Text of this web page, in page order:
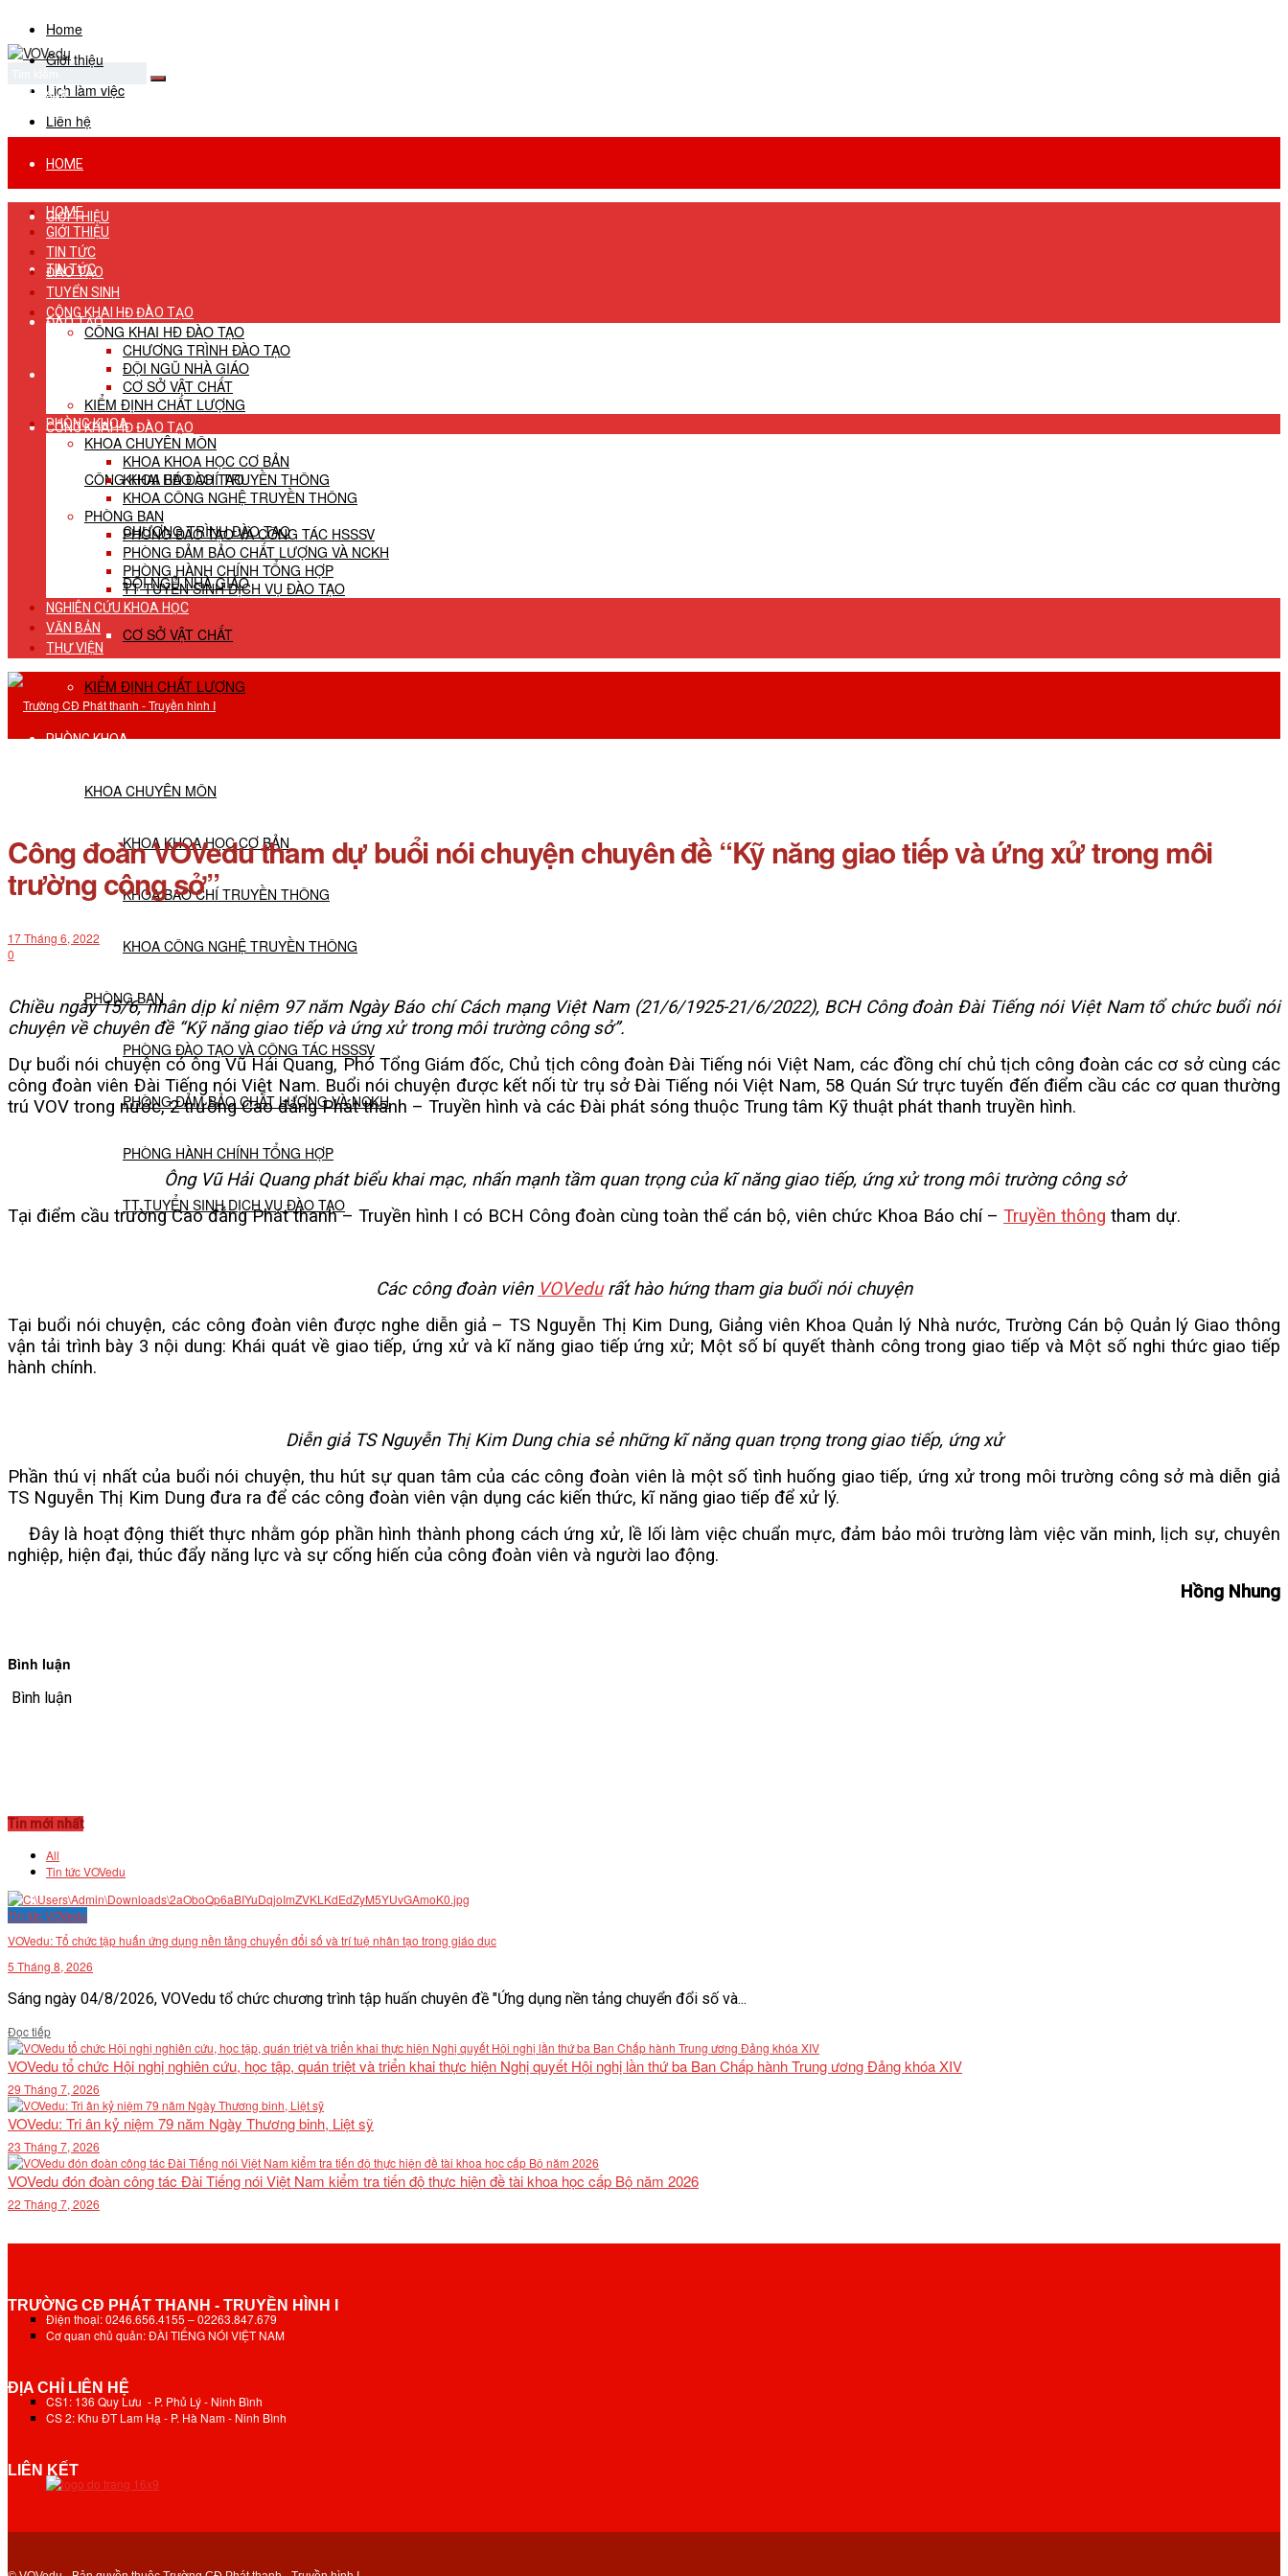
Home
Giới thiệu
Lịch làm việc
Liên hệ
No Result
View All Result
HOME
GIỚI THIỆU
TIN TỨC
ĐÀO TẠO
TUYỂN SINH
CÔNG KHAI HĐ ĐÀO TẠO
CÔNG KHAI HĐ ĐÀO TẠO
CHƯƠNG TRÌNH ĐÀO TẠO
ĐỘI NGŨ NHÀ GIÁO
CƠ SỞ VẬT CHẤT
KIỂM ĐỊNH CHẤT LƯỢNG
PHÒNG KHOA
KHOA CHUYÊN MÔN
KHOA KHOA HỌC CƠ BẢN
KHOA BÁO CHÍ TRUYỀN THÔNG
KHOA CÔNG NGHỆ TRUYỀN THÔNG
PHÒNG BAN
PHÒNG ĐÀO TẠO VÀ CÔNG TÁC HSSSV
PHÒNG ĐẢM BẢO CHẤT LƯỢNG VÀ NCKH
PHÒNG HÀNH CHÍNH TỔNG HỢP
TT TUYỂN SINH DỊCH VỤ ĐÀO TẠO
THƯ VIỆN
HOME
GIỚI THIỆU
TIN TỨC
ĐÀO TẠO
TUYỂN SINH
CÔNG KHAI HĐ ĐÀO TẠO
CÔNG KHAI HĐ ĐÀO TẠO
CHƯƠNG TRÌNH ĐÀO TẠO
ĐỘI NGŨ NHÀ GIÁO
CƠ SỞ VẬT CHẤT
KIỂM ĐỊNH CHẤT LƯỢNG
PHÒNG KHOA
KHOA CHUYÊN MÔN
KHOA KHOA HỌC CƠ BẢN
KHOA BÁO CHÍ TRUYỀN THÔNG
KHOA CÔNG NGHỆ TRUYỀN THÔNG
PHÒNG BAN
PHÒNG ĐÀO TẠO VÀ CÔNG TÁC HSSSV
PHÒNG ĐẢM BẢO CHẤT LƯỢNG VÀ NCKH
PHÒNG HÀNH CHÍNH TỔNG HỢP
TT TUYỂN SINH DỊCH VỤ ĐÀO TẠO
NGHIÊN CỨU KHOA HỌC
VĂN BẢN
THƯ VIỆN
Công đoàn VOVedu tham dự buổi nói chuyện chuyên đề “Kỹ năng giao tiếp và ứng xử trong môi
trường công sở”
17 Tháng 6, 2022
0
Chiều ngày 15/6, nhân dịp kỉ niệm 97 năm Ngày Báo chí Cách mạng Việt Nam (21/6/1925-21/6/2022), BCH Công đoàn Đài Tiếng nói Việt Nam tổ chức buổi nói
chuyện về chuyên đề “Kỹ năng giao tiếp và ứng xử trong môi trường công sở”.
Dự buổi nói chuyện có ông Vũ Hải Quang, Phó Tổng Giám đốc, Chủ tịch công đoàn Đài Tiếng nói Việt Nam, các đồng chí chủ tịch công đoàn các cơ sở cùng các
công đoàn viên Đài Tiếng nói Việt Nam. Buổi nói chuyện được kết nối từ trụ sở Đài Tiếng nói Việt Nam, 58 Quán Sứ trực tuyến đến điểm cầu các cơ quan thường
trú VOV trong nước, 2 trường Cao đẳng Phát thanh – Truyền hình và các Đài phát sóng thuộc Trung tâm Kỹ thuật phát thanh truyền hình.
Ông Vũ Hải Quang phát biểu khai mạc, nhấn mạnh tầm quan trọng của kĩ năng giao tiếp, ứng xử trong môi trường công sở
Tại điểm cầu trường Cao đẳng Phát thanh – Truyền hình I có BCH Công đoàn cùng toàn thể cán bộ, viên chức Khoa Báo chí – Truyền thông tham dự.
Các công đoàn viên VOVedurất hào hứng tham gia buổi nói chuyện
Tại buổi nói chuyện, các công đoàn viên được nghe diễn giả – TS Nguyễn Thị Kim Dung, Giảng viên Khoa Quản lý Nhà nước, Trường Cán bộ Quản lý Giao thông
vận tải trình bày 3 nội dung: Khái quát về giao tiếp, ứng xử và kĩ năng giao tiếp ứng xử; Một số bí quyết thành công trong giao tiếp và Một số nghi thức giao tiếp
hành chính.
Diễn giả TS Nguyễn Thị Kim Dung chia sẻ những kĩ năng quan trọng trong giao tiếp, ứng xử
Phần thú vị nhất của buổi nói chuyện, thu hút sự quan tâm của các công đoàn viên là một số tình huống giao tiếp, ứng xử trong môi trường công sở mà diễn giả
TS Nguyễn Thị Kim Dung đưa ra để các công đoàn viên vận dụng các kiến thức, kĩ năng giao tiếp để xử lý.
Đây là hoạt động thiết thực nhằm góp phần hình thành phong cách ứng xử, lề lối làm việc chuẩn mực, đảm bảo môi trường làm việc văn minh, lịch sự, chuyên
nghiệp, hiện đại, thúc đẩy năng lực và sự cống hiến của công đoàn viên và người lao động.
Hồng Nhung
Bình luận
Bình luận
Tin mới nhất
All
Tin tức VOVedu
Tin tức VOVedu
VOVedu: Tổ chức tập huấn ứng dụng nền tảng chuyển đổi số và trí tuệ nhân tạo trong giáo dục
5 Tháng 8, 2026
Sáng ngày 04/8/2026, VOVedu tổ chức chương trình tập huấn chuyên đề "Ứng dụng nền tảng chuyển đổi số và...
Đọc tiếpDetails
VOVedu tổ chức Hội nghị nghiên cứu, học tập, quán triệt và triển khai thực hiện Nghị quyết Hội nghị lần thứ ba Ban Chấp hành Trung ương Đảng khóa XIV
29 Tháng 7, 2026
VOVedu: Tri ân kỷ niệm 79 năm Ngày Thương binh, Liệt sỹ
23 Tháng 7, 2026
VOVedu đón đoàn công tác Đài Tiếng nói Việt Nam kiểm tra tiến độ thực hiện đề tài khoa học cấp Bộ năm 2026
22 Tháng 7, 2026
TRƯỜNG CĐ PHÁT THANH - TRUYỀN HÌNH I
Điện thoại: 0246.656.4155 – 02263.847.679
Cơ quan chủ quản: ĐÀI TIẾNG NÓI VIỆT NAM
ĐỊA CHỈ LIÊN HỆ
CS1: 136 Quy Lưu - P. Phủ Lý - Ninh Bình
CS 2: Khu ĐT Lam Hạ - P. Hà Nam - Ninh Bình
LIÊN KẾT